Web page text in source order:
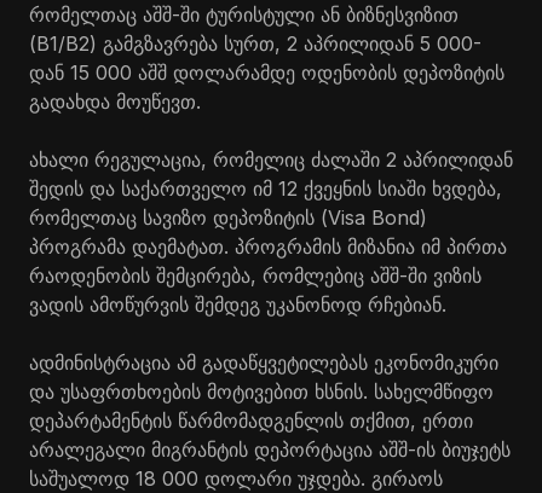
რომელთაც აშშ-ში ტურისტული ან ბიზნესვიზით
(B1/B2) გამგზავრება სურთ, 2 აპრილიდან 5 000-
დან 15 000 აშშ დოლარამდე ოდენობის დეპოზიტის
გადახდა მოუწევთ.
ახალი რეგულაცია, რომელიც ძალაში 2 აპრილიდან
შედის და საქართველო იმ 12 ქვეყნის სიაში ხვდება,
რომელთაც სავიზო დეპოზიტის (Visa Bond)
პროგრამა დაემატათ. პროგრამის მიზანია იმ პირთა
რაოდენობის შემცირება, რომლებიც აშშ-ში ვიზის
ვადის ამოწურვის შემდეგ უკანონოდ რჩებიან.
ადმინისტრაცია ამ გადაწყვეტილებას ეკონომიკური
და უსაფრთხოების მოტივებით ხსნის. სახელმწიფო
დეპარტამენტის წარმომადგენლის თქმით, ერთი
არალეგალი მიგრანტის დეპორტაცია აშშ-ის ბიუჯეტს
საშუალოდ 18 000 დოლარი უჯდება. გირაოს